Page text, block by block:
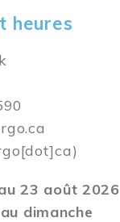
heures
23 août 2026
dimanche